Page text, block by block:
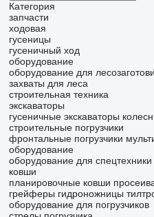
Категория
запчасти
ходовая
гусеницы
гусеничный ход
оборудование
оборудование для
захваты для леса
строительная техника
экскаваторы
гусеничные экскаваторы
строительные погрузчики
фронтальные погрузчики
оборудование
оборудование для спецтехники
ковши
планировочные ковши
грейферы гидроножницы
оборудование для погрузчиков